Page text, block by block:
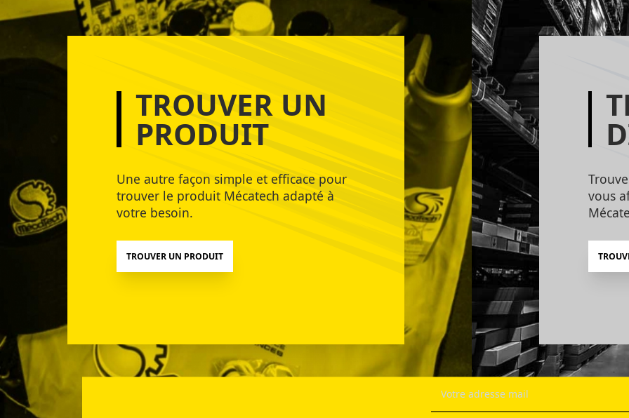
TROUVER UN
PRODUIT
Une autre façon simple et efficace pour
trouver le produit Mécatech adapté à
votre besoin.
TROUVER UN PRODUIT
vous